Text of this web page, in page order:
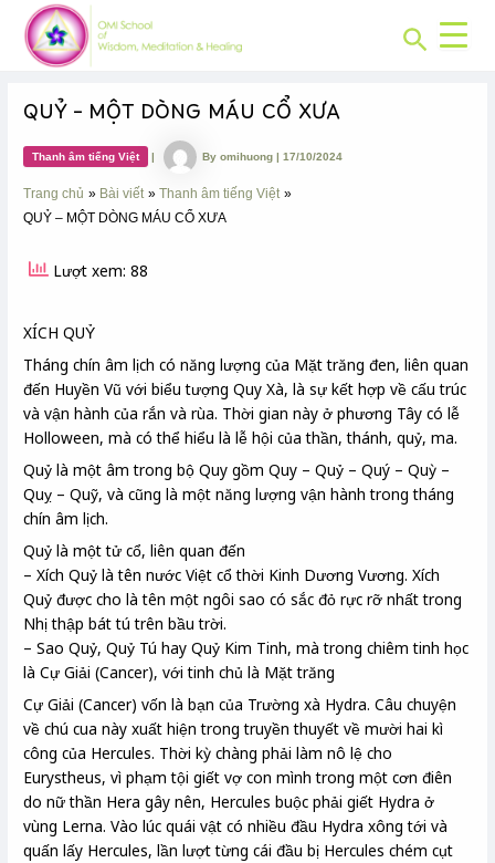
content
Search
QUỶ – MỘT DÒNG MÁU CỔ XƯA
Thanh âm tiếng Việt | Byomihuong|17/10/2024
Trang chủ Bài viết
Thanh âm tiếng Việt
QUỶ – MỘT DÒNG MÁU CỔ XƯA
Lượt xem: 88
XÍCH QUỶ
Tháng chín âm lịch có năng lượng của Mặt trăng đen, liên quan
đến Huyền Vũ với biểu tượng Quy Xà, là sự kết hợp về cấu trúc
và vận hành của rắn và rùa. Thời gian này ở phương Tây có lễ
Holloween, mà có thể hiểu là lễ hội của thần, thánh, quỷ, ma.
Quỷ là một âm trong bộ Quy gồm Quy – Quỷ – Quý – Quỳ –
Quỵ – Quỹ, và cũng là một năng lượng vận hành trong tháng
chín âm lịch.
Quỷ là một tử cổ, liên quan đến
– Xích Quỷ là tên nước Việt cổ thời Kinh Dương Vương. Xích
Quỷ được cho là tên một ngôi sao có sắc đỏ rực rỡ nhất trong
Nhị thập bát tú trên bầu trời.
– Sao Quỷ, Quỷ Tú hay Quỷ Kim Tinh, mà trong chiêm tinh học
là Cự Giải (Cancer), với tinh chủ là Mặt trăng
Cự Giải (Cancer) vốn là bạn của Trường xà Hydra. Câu chuyện
về chú cua này xuất hiện trong truyền thuyết về mười hai kì
công của Hercules. Thời kỳ chàng phải làm nô lệ cho
Eurystheus, vì phạm tội giết vợ con mình trong một cơn điên
do nữ thần Hera gây nên, Hercules buộc phải giết Hydra ở
vùng Lerna. Vào lúc quái vật có nhiều đầu Hydra xông tới và
quấn lấy Hercules, lần lượt từng cái đầu bị Hercules chém cụt
Post
navigation
CHUYÊN
MỤC: